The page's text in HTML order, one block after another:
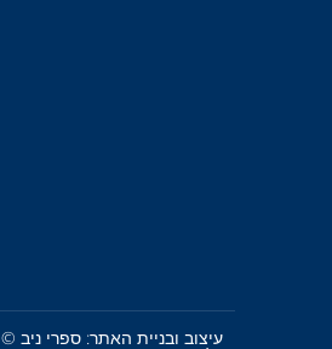
עיצוב ובניית האתר: ספרי ניב ©